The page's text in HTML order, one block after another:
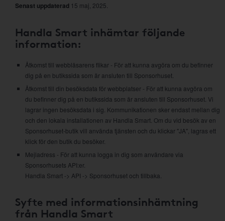
Senast uppdaterad 15 maj, 2025.
Handla Smart inhämtar följande
information:
Åtkomst till webbläsarens flikar - För att kunna avgöra om du befinner
dig på en butikssida som är ansluten till Sponsorhuset.
Åtkomst till din besöksdata för webbplatser - För att kunna avgöra om
du befinner dig på en butikssida som är ansluten till Sponsorhuset. Vi
lagrar ingen besöksdata i sig. Kommunikationen sker endast mellan dig
och den lokala installationen av Handla Smart. Om du vid besök av en
Sponsorhuset-butik vill använda tjänsten och du klickar "JA", lagras ett
klick för den butik du besöker.
Mejladress - För att kunna logga in dig som användare via
Sponsorhusets API:er.
Handla Smart -> API -> Sponsorhuset och tillbaka.
Syfte med informationsinhämtning
från Handla Smart